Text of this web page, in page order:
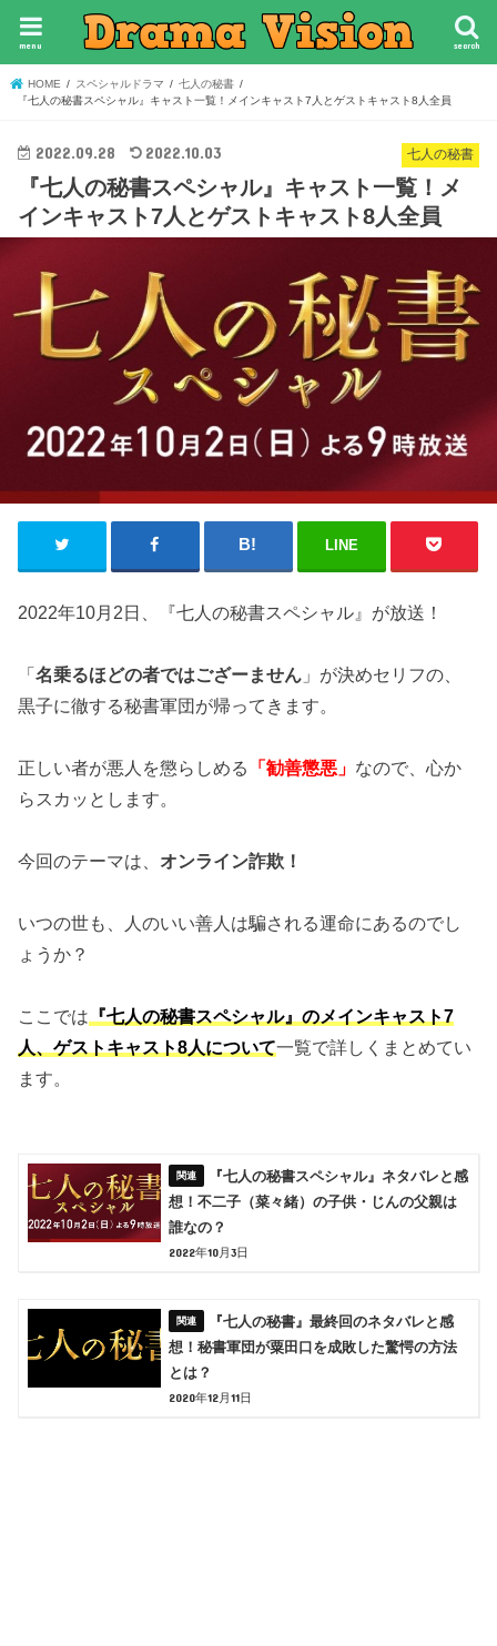
search
menu
HOME スペシャルドラマ
七人の秘書
『七人の秘書スペシャル』キャスト一覧！メインキャスト7人とゲストキャスト8人全員
七人の秘書
2022.09.28 2022.10.03
『七人の秘書スペシャル』キャスト一覧！メ
インキャスト7人とゲストキャスト8人全員
LINE
2022年10月2日、『七人の秘書スペシャル』が放送！
「名乗るほどの者ではござーません 」が決めセリフの、
黒子に徹する秘書軍団が帰ってきます。
正しい者が悪人を懲らしめる 「勧善懲悪」 なので、心か
らスカッとします。
今回のテーマは、 オンライン詐欺！
いつの世も、人のいい善人は騙される運命にあるのでし
ょうか？
ここでは 『七人の秘書スペシャル』のメインキャスト7
人、ゲストキャスト8人について一覧で詳しくまとめてい
ます。
『七人の秘書スペシャル』ネタバレと感
想！不二子（菜々緒）の子供・じんの父親は
誰なの？
2022年10月3日
『七人の秘書』最終回のネタバレと感
想！秘書軍団が粟田口を成敗した驚愕の方法
とは？
2020年12月11日